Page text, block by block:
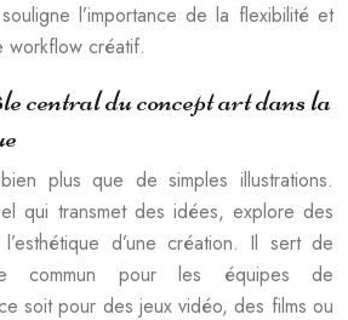
l’importance de la flexibilité et
workflow créatif.
central du concept art dans la
plus que de simples illustrations.
qui transmet des idées, explore des
d’une création. Il sert de
commun pour les équipes de
soit pour des jeux vidéo, des films ou